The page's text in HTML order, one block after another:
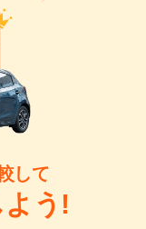
して
う!